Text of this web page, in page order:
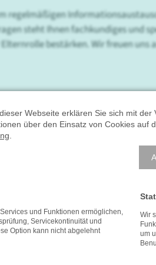
regelmäßigen
steht Ihnen fachkundiges und
bestärken. Wir freuen uns
Sie
Für
Webseite erklären Sie sich mit der
über den Einsatz von Cookies auf
und Funktionen ermöglichen,
Servicekontinuität und
Option kann nicht abgelehnt
Wir
um